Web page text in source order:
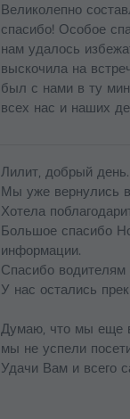
Великолепно
спасибо! Особое
нам удалось
выскочила на
был с нами в ту
всех нас и наших
Лилит, добрый день.
Мы уже вернулись
Хотела
Большое спасибо
информации.
Спасибо
У нас остались
Думаю, что мы еще
мы не успели
Удачи Вам и всего